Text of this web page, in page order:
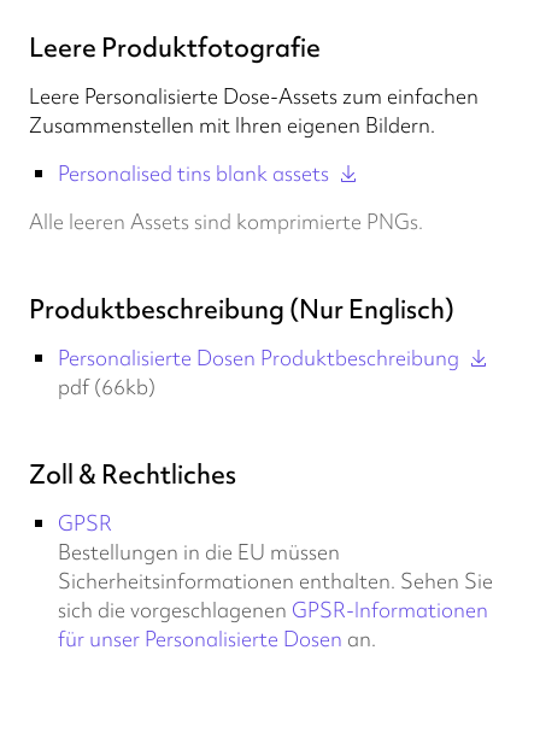
Leere Produktfotografie
Leere Personalisierte Dose-Assets zum einfachen
Zusammenstellen mit Ihren eigenen Bildern.
Personalised tins blank assets
Alle leeren Assets sind komprimierte PNGs.
Produktbeschreibung (Nur Englisch)
Personalisierte Dosen Produktbeschreibung
pdf (66kb)
Zoll & Rechtliches
GPSR
Bestellungen in die EU müssen
Sicherheitsinformationen enthalten. Sehen Sie
sich die vorgeschlagenen GPSR-Informationen
für unser Personalisierte Dosen an.